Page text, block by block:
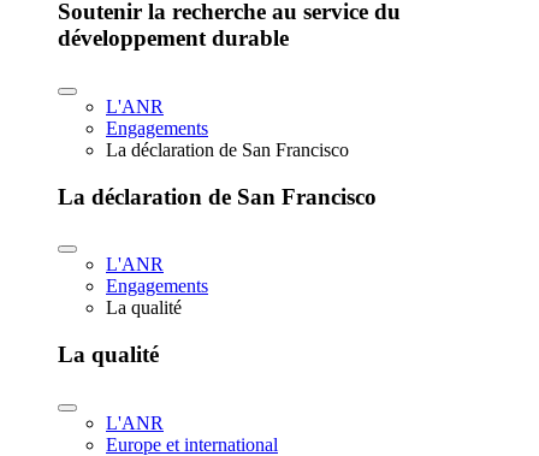
Soutenir la recherche au service du
développement durable
L'ANR
Engagements
La déclaration de San Francisco
La déclaration de San Francisco
L'ANR
Engagements
La qualité
La qualité
L'ANR
Europe et international